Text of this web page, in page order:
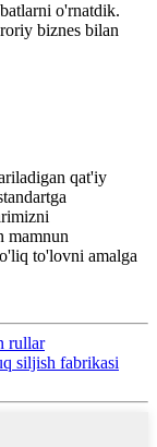
o'rnatdik.
biznes bilan
qat'iy
mamnun
to'lovni amalga
rullar
siljish fabrikasi